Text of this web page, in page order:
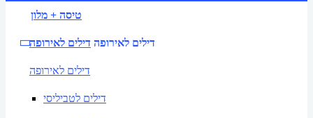
טיסה + מלון
דילים לאירופה דילים לאירופה
דילים לאירופה
דילים לטביליסי